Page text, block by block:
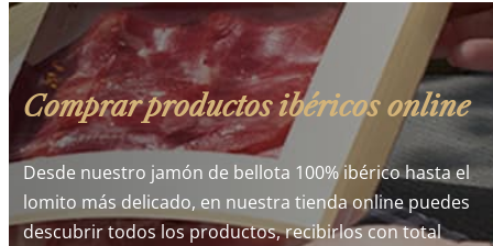
Comprar productos ibéricos online
Desde nuestro jamón de bellota 100% ibérico hasta el
lomito más delicado, en nuestra tienda online puedes
descubrir todos los productos, recibirlos con total